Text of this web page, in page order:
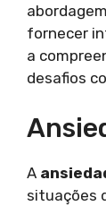
fornecer
a
desafios
A
situações